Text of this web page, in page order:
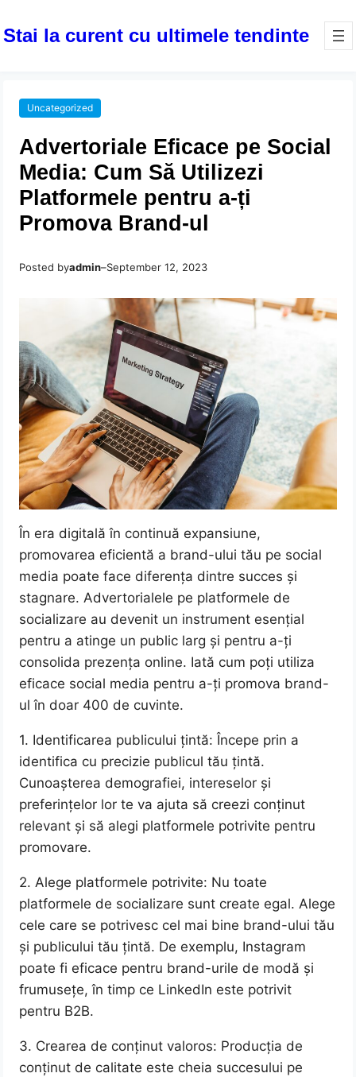
Stai la curent cu ultimele tendinte
Uncategorized
Advertoriale Eficace pe Social
Media: Cum Să Utilizezi
Platformele pentru a-ți
Promova Brand-ul
Posted byadmin–September 12, 2023
În era digitală în continuă expansiune,
promovarea eficientă a brand-ului tău pe social
media poate face diferența dintre succes și
stagnare. Advertorialele pe platformele de
socializare au devenit un instrument esențial
pentru a atinge un public larg și pentru a-ți
consolida prezența online. Iată cum poți utiliza
eficace social media pentru a-ți promova brand-
ul în doar 400 de cuvinte.
1. Identificarea publicului țintă: Începe prin a
identifica cu precizie publicul tău țintă.
Cunoașterea demografiei, intereselor și
preferințelor lor te va ajuta să creezi conținut
relevant și să alegi platformele potrivite pentru
promovare.
2. Alege platformele potrivite: Nu toate
platformele de socializare sunt create egal. Alege
cele care se potrivesc cel mai bine brand-ului tău
și publicului tău țintă. De exemplu, Instagram
poate fi eficace pentru brand-urile de modă și
frumusețe, în timp ce LinkedIn este potrivit
pentru B2B.
3. Crearea de conținut valoros: Producția de
conținut de calitate este cheia succesului pe